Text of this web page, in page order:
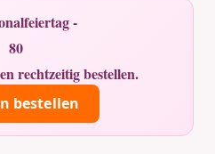
-
80
rechtzeitig bestellen.
bestellen